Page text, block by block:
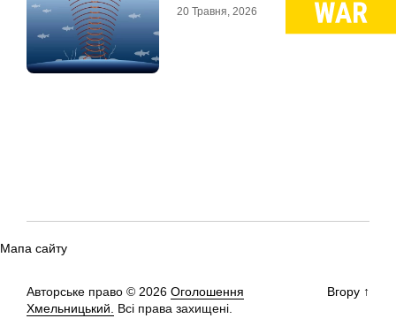
20 Травня, 2026
Мапа сайту
Авторське право © 2026 Оголошення
Хмельницький.
Всі права захищені.
Вгору ↑